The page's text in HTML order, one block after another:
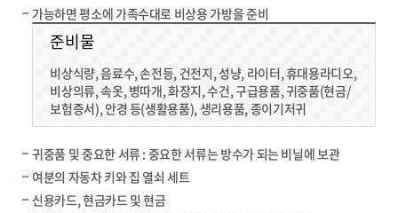
가능하면 평소에 가족수대로 비상용 가방을 준비
준비물
비상식량, 음료수, 손전등, 건전지, 성냥, 라이터, 휴대용라디오,
비상의류, 속옷, 병따개, 화장지, 수건, 구급용품, 귀중품(현금/
보험증서), 안경 등(생활용품), 생리용품, 종이기저귀
귀중품 및 중요한 서류 : 중요한 서류는 방수가 되는 비닐에 보관
여분의 자동차 키와 집 열쇠 세트
신용카드, 현금카드 및 현금